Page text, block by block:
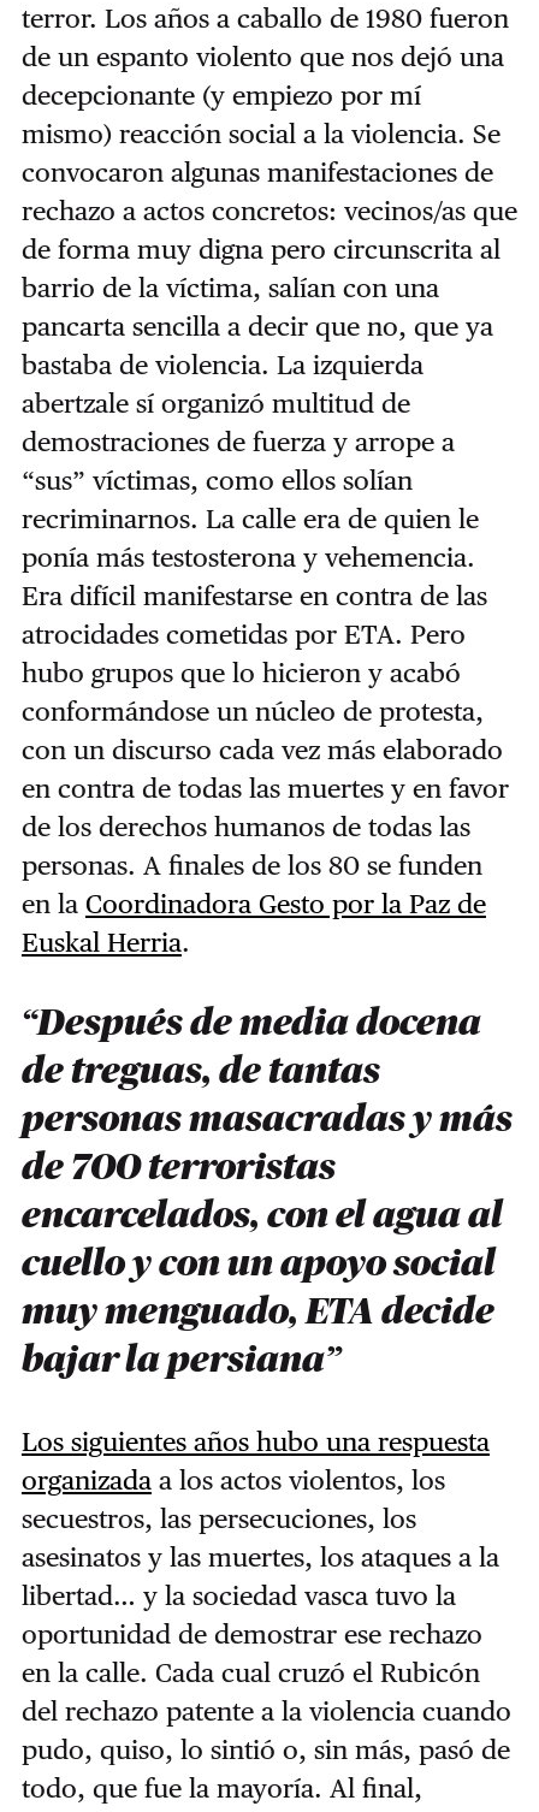
terror. Los años a caballo de 1980 fueron
de un espanto violento que nos dejó una
decepcionante (y empiezo por mí
mismo) reacción social a la violencia. Se
convocaron algunas manifestaciones de
rechazo a actos concretos: vecinos/as que
de forma muy digna pero circunscrita al
barrio de la víctima, salían con una
pancarta sencilla a decir que no, que ya
bastaba de violencia. La izquierda
abertzale sí organizó multitud de
demostraciones de fuerza y arrope a
“sus” víctimas, como ellos solían
recriminarnos. La calle era de quien le
ponía más testosterona y vehemencia.
Era difícil manifestarse en contra de las
atrocidades cometidas por ETA. Pero
hubo grupos que lo hicieron y acabó
conformándose un núcleo de protesta,
con un discurso cada vez más elaborado
en contra de todas las muertes y en favor
de los derechos humanos de todas las
personas. A finales de los 80 se funden
en la Coordinadora Gesto por la Paz de
Euskal Herria.
“Después de media docena
de treguas, de tantas
personas masacradas y más
de 700 terroristas
encarcelados, con el agua al
cuello y con un apoyo social
muy menguado, ETA decide
bajar la persiana”
Los siguientes años hubo una respuesta
organizadaa los actos violentos, los
secuestros, las persecuciones, los
asesinatos y las muertes, los ataques a la
libertad… y la sociedad vasca tuvo la
oportunidad de demostrar ese rechazo
en la calle. Cada cual cruzó el Rubicón
del rechazo patente a la violencia cuando
pudo, quiso, lo sintió o, sin más, pasó de
todo, que fue la mayoría. Al final,